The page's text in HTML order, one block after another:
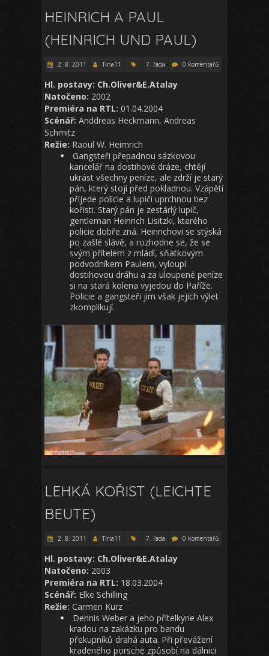
HEINRICH A PAUL
(HEINRICH UND PAUL)
2. 8. 2011 Tina11 7. řada 0 komentářů
Hl. postavy: Ch.Oliver&E.Atalay
Natočeno: 2002
Premiéra na RTL: 01.04.2004
Scénář: Anddreas Heckmann, Andreas
Schmitz
Režie: Raoul W. Heimrich
Gangsteři přepadnou sázkovou
kancelář na dostihové dráze, chtějí
ukrást všechny peníze, ale zdrží je starý
pán, který stojí před pokladnou. Vzápětí
přijede policie a lupiči uprchnou bez
kořisti. Starý pán je zestárlý lupič,
gentleman Heinrich Lisitzki, kterého
policie dobře zná. Heinrichovi se stýská
po zašlé slávě, a rozhodne se, že se
svým přítelem z mládí, sňatkovým
podvodníkem Paulem, vyloupí
dostihovou dráhu a za uloupené peníze
si na stará kolena vyjedou do Paříže.
Policie a gangsteři jim však jejich výlet
zkomplikují.
LEHKÁ KOŘIST (LEICHTE
BEUTE)
2. 8. 2011 Tina11 7. řada 0 komentářů
Hl. postavy: Ch.Oliver&E.Atalay
Natočeno: 2003
Premiéra na RTL: 18.03.2004
Scénář: Elke Schilling
Režie: Carmen Kurz
Dennis Weber a jeho přítelkyne Alex
kradou na zakázku pro bandu
překupníků drahá auta. Při převážení
kradeného porsche způsobí na dálnici